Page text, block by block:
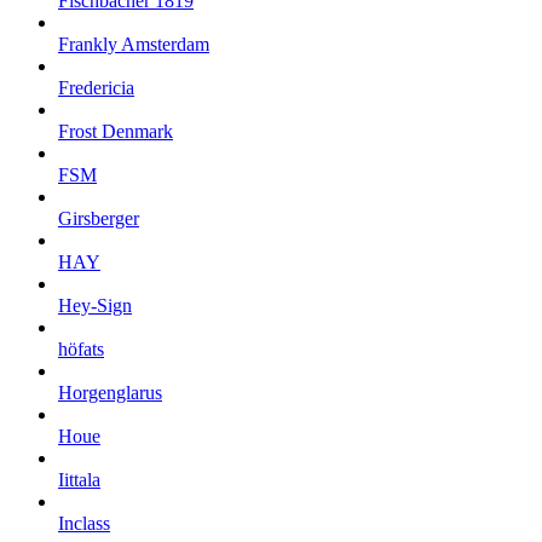
Frankly Amsterdam
Fredericia
Frost Denmark
FSM
Girsberger
HAY
Hey-Sign
höfats
Horgenglarus
Houe
Iittala
Inclass